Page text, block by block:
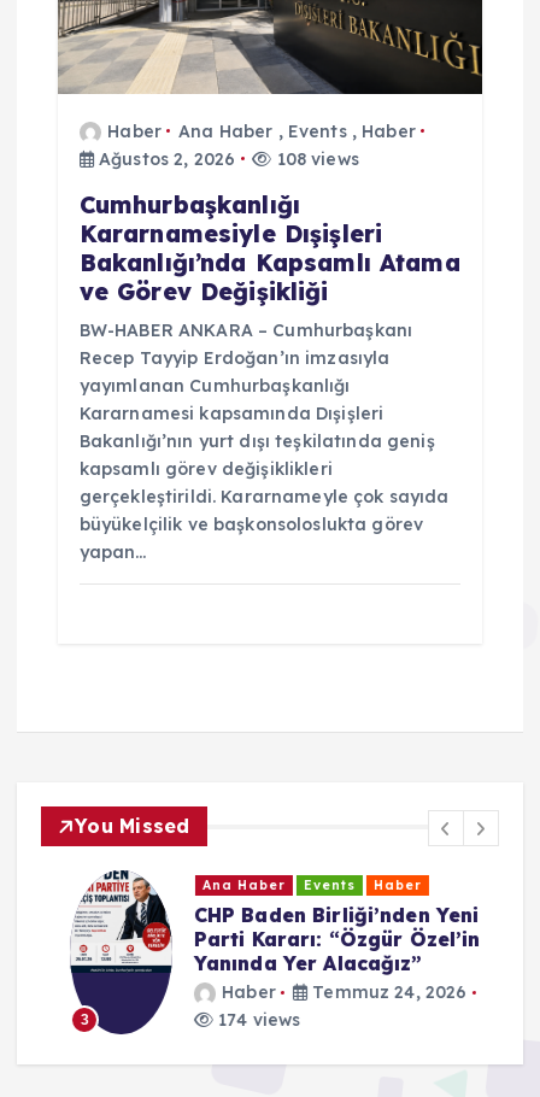
Haber Ana Haber , Events, Haber
Ağustos 2, 2026
108 views
Cumhurbaşkanlığı
Kararnamesiyle Dışişleri
Bakanlığı’nda Kapsamlı Atama
ve Görev Değişikliği
BW-HABER ANKARA – Cumhurbaşkanı
Recep Tayyip Erdoğan’ın imzasıyla
yayımlanan Cumhurbaşkanlığı
Kararnamesi kapsamında Dışişleri
Bakanlığı’nın yurt dışı teşkilatında geniş
kapsamlı görev değişiklikleri
gerçekleştirildi. Kararnameyle çok sayıda
büyükelçilik ve başkonsoloslukta görev
yapan…
You Missed
Ana Haber Events Haber
CHP Baden Birliği’nden Yeni
Parti Kararı: “Özgür Özel’in
Yanında Yer Alacağız”
Haber
Temmuz 24, 2026
174 views